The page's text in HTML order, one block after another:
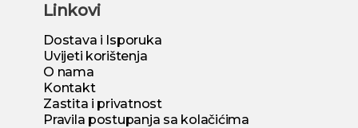
Linkovi
Dostava i Isporuka
Uvijeti korištenja
O nama
Kontakt
Zastita i privatnost
Pravila postupanja sa kolačićima